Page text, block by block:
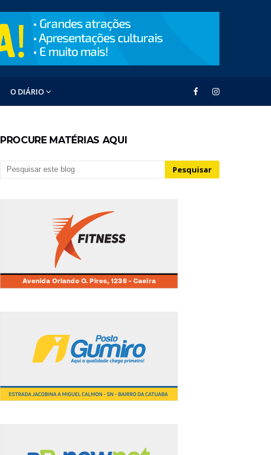
O DIÁRIO
PROCURE MATÉRIAS AQUI